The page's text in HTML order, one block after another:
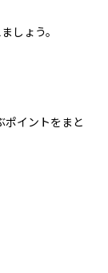
しょう。
ポイントをまと